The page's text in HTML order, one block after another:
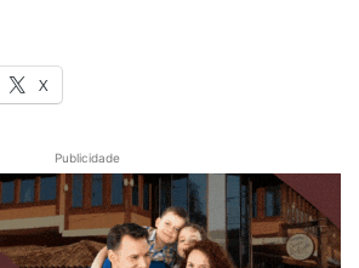
X
Publicidade